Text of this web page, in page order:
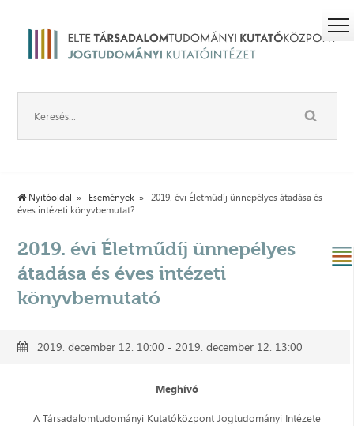
Nyitóoldal Események
2019. évi Életműdíj ünnepélyes átadása és
éves intézeti könyvbemutat?
2019. évi Életműdíj ünnepélyes
átadása és éves intézeti
könyvbemutató
2019. december 12. 10:00 - 2019. december 12. 13:00
Meghívó
A Társadalomtudományi Kutatóközpont Jogtudományi Intézete